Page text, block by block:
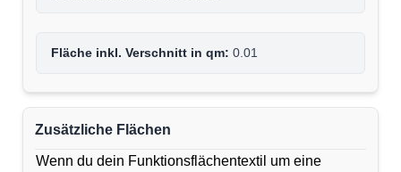
Fläche inkl. Verschnitt in qm: 0.01
Zusätzliche Flächen
Wenn du dein Funktionsflächentextil um eine